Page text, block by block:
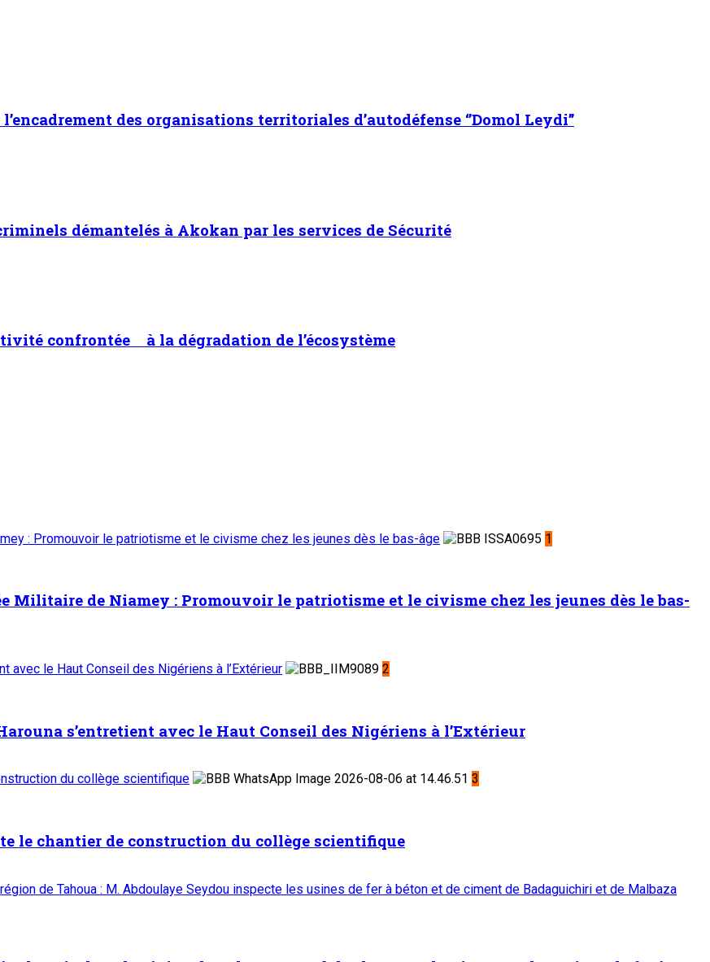
des organisations territoriales d’autodéfense ‘’Domol Leydi’’
démantelés à Akokan par les services de Sécurité
confrontée à la dégradation de l’écosystème
: Promouvoir le patriotisme et le civisme chez les jeunes dès le bas-âge
1
Militaire de Niamey : Promouvoir le patriotisme et le civisme chez les jeunes dès le bas-
avec le Haut Conseil des Nigériens à l’Extérieur
2
s’entretient avec le Haut Conseil des Nigériens à l’Extérieur
du collège scientifique
3
le chantier de construction du collège scientifique
de Tahoua : M. Abdoulaye Seydou inspecte les usines de fer à béton et de ciment de Badaguichiri et de Malbaza